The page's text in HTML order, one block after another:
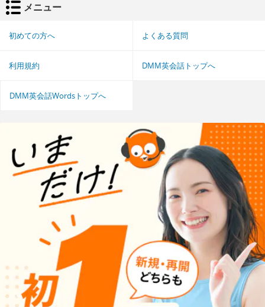
メニュー
初めての方へ よくある質問
利用規約 DMM英会話トップへ
DMM英会話Wordsトップへ